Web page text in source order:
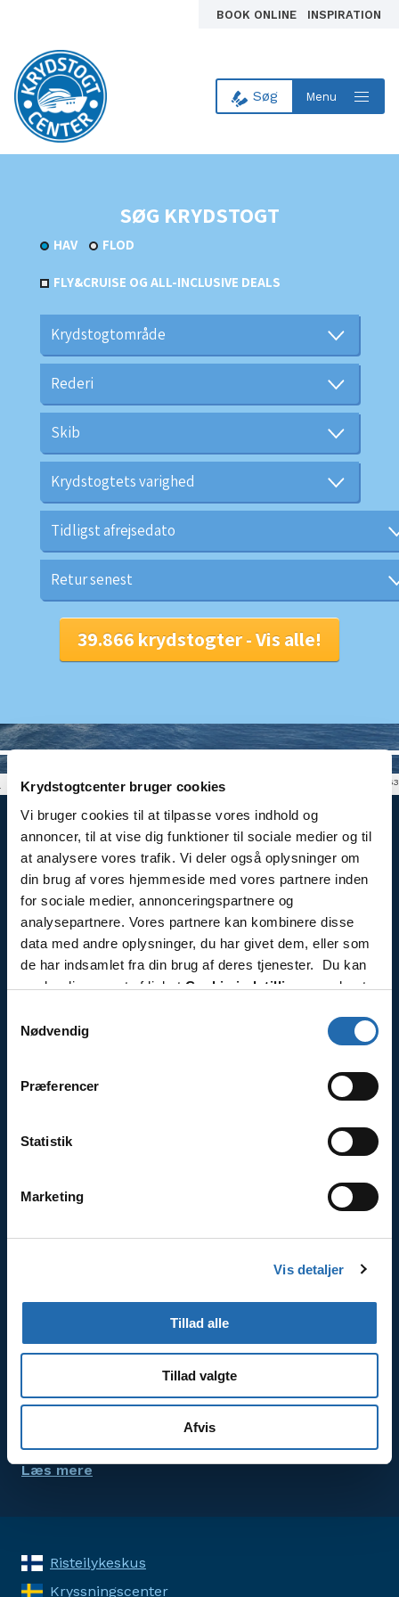
Krydstogtcenter bruger cookies
Vi bruger cookies til at tilpasse vores indhold og
annoncer, til at vise dig funktioner til sociale medier og til
at analysere vores trafik. Vi deler også oplysninger om
din brug af vores hjemmeside med vores partnere inden
for sociale medier, annonceringspartnere og
analysepartnere. Vores partnere kan kombinere disse
data med andre oplysninger, du har givet dem, eller som
de har indsamlet fra din brug af deres tjenester. Du kan
ændre din accept af linketCookie-indstillingernederst
Nødvendig
Præferencer
Statistik
Marketing
Vis detaljer
Tillad alle
Tillad valgte
Afvis
BOOK ONLINE INSPIRATION
Til forsiden
Søg Menu
SØG KRYDSTOGT
HAV FLOD
FLY&CRUISE OG ALL-INCLUSIVE DEALS
© CRUISEHOST Solutions V4.1663
Kontakt
Tlf.: 7870 0525
Åbningstider
Mandag-fredag kl. 10-15.00
Læs mere
KrydstogtCenter er en del af Travel Specialist
Læs mere
Prisgaranti
KrydstogtCenter altid får krydstogtet til markedets
Læs mere
Risteilykeskus
Kryssningscenter